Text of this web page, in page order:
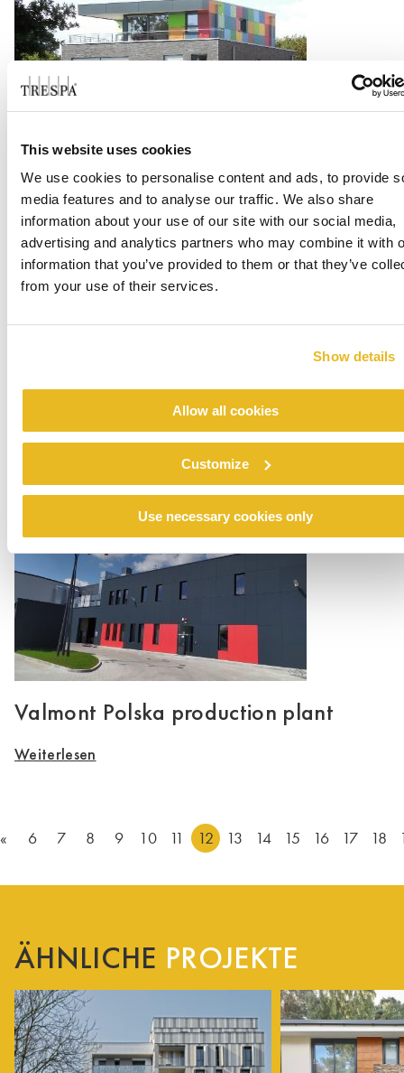
This website uses cookies
We use cookies to personalise content and ads, to provide
media features and to analyse our traffic. We also share
information about your use of our site with our social media,
advertising and analytics partners who may combine it with
information that you’ve provided to them or that they’ve
from your use of their services.
Show details
Allow all cookies
Customize
Use necessary cookies only
Multi-housing with Office
Weiterlesen
Secondary School Freiherr von Vinke
Valmont Polska production plant
Weiterlesen
« 6 7 8 9 10 11 12 13 14 15 16 17 18
ÄHNLICHE PROJEKTE